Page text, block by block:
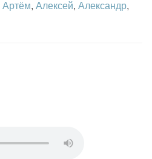
Артём, Алексей, Александр,